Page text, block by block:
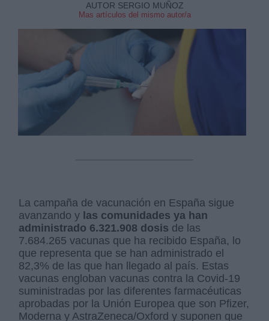
AUTOR SERGIO MUÑOZ
Mas artículos del mismo autor/a
La campaña de vacunación en España sigue
avanzando y las comunidades ya han
administrado 6.321.908 dosis de las
7.684.265 vacunas que ha recibido España, lo
que representa que se han administrado el
82,3% de las que han llegado al país. Estas
vacunas engloban vacunas contra la Covid-19
suministradas por las diferentes farmacéuticas
aprobadas por la Unión Europea que son Pfizer,
Moderna y AstraZeneca/Oxford y suponen que
Información adicional